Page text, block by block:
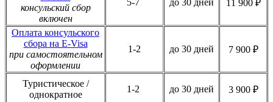
консульский сбор
включен
5-7 до 30 дней 11 900 ₽
Оплата консульского
сбора на E-Visa
при самостоятельном
оформлении
1-2 до 30 дней 7 900 ₽
Туристическое /
однократное
1-2 до 30 дней 3 900 ₽